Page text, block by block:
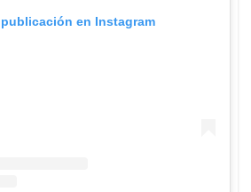
publicación en Instagram